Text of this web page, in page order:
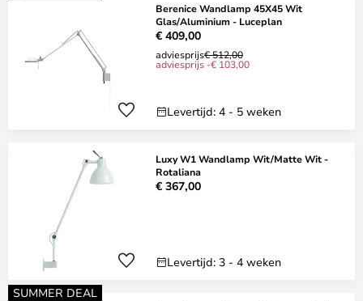
Berenice Wandlamp 45X45 Wit
Glas/Aluminium - Luceplan
€ 409,00
adviesprijs€ 512,00
adviesprijs -€ 103,00
Levertijd: 4 - 5 weken
Luxy W1 Wandlamp Wit/Matte Wit -
Rotaliana
€ 367,00
Levertijd: 3 - 4 weken
SUMMER DEAL